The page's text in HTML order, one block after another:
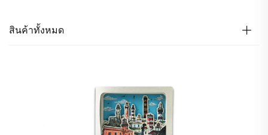
สินค้าทั้งหมด